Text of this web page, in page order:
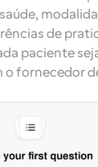
de
paciente
o fornecedor